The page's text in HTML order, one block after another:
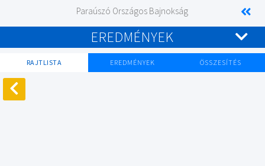
Paraúszó Országos Bajnokság
EREDMÉNYEK
RAJTLISTA EREDMÉNYEK ÖSSZESÍTÉS